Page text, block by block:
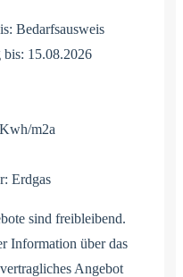
Bedarfsausweis
bis: 15.08.2026
m2a
Erdgas
sind freibleibend.
Information über das
Angebot